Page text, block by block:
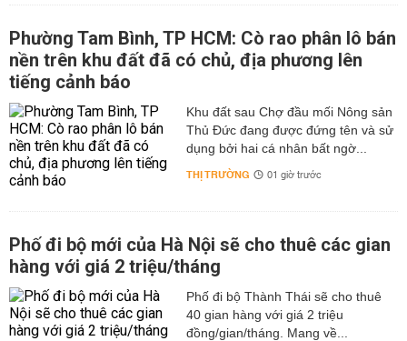
Phường Tam Bình, TP HCM: Cò rao phân lô bán
nền trên khu đất đã có chủ, địa phương lên
tiếng cảnh báo
Khu đất sau Chợ đầu mối Nông sản
Thủ Đức đang được đứng tên và sử
dụng bởi hai cá nhân bất ngờ...
THỊ TRƯỜNG 01 giờ trước
Phố đi bộ mới của Hà Nội sẽ cho thuê các gian
hàng với giá 2 triệu/tháng
Phố đi bộ Thành Thái sẽ cho thuê
40 gian hàng với giá 2 triệu
đồng/gian/tháng. Mang về...